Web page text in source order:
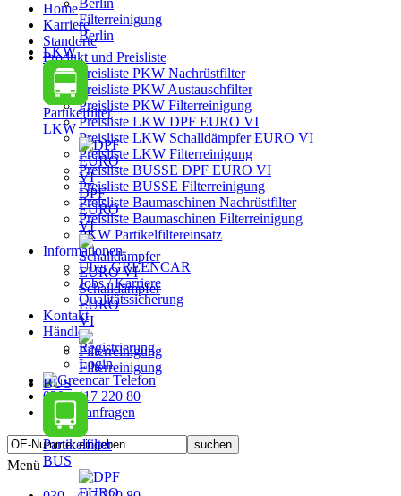
Filterreinigung
Berlin
LKW
Partikelfilter
LKW
DPF
EURO
VI
Schalldämpfer
EURO
VI
Filterreinigung
BUS
Partikelfilter
BUS
Home
Karriere
Standorte
Produkt und Preisliste
Preisliste PKW Nachrüstfilter
Preisliste PKW Austauschfilter
Preisliste PKW Filterreinigung
Preisliste LKW DPF EURO VI
Preisliste LKW Schalldämpfer EURO VI
Preisliste LKW Filterreinigung
Preisliste BUSSE DPF EURO VI
Preisliste BUSSE Filterreinigung
Preisliste Baumaschinen Nachrüstfilter
Preisliste Baumaschinen Filterreinigung
PKW Partikelfiltereinsatz
Informationen
Über GREENCAR
Jobs / Karriere
Qualitätssicherung
Kontakt
Händler
Registrierung
Login
030 - 417 220 80
Menü